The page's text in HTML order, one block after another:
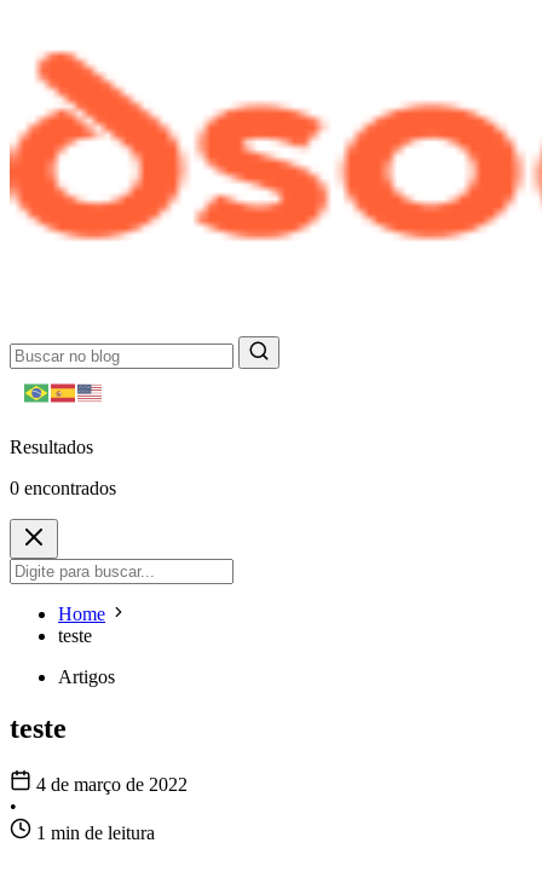
Resultados
0 encontrados
Home
teste
Artigos
teste
4 de março de 2022
•
1 min de leitura